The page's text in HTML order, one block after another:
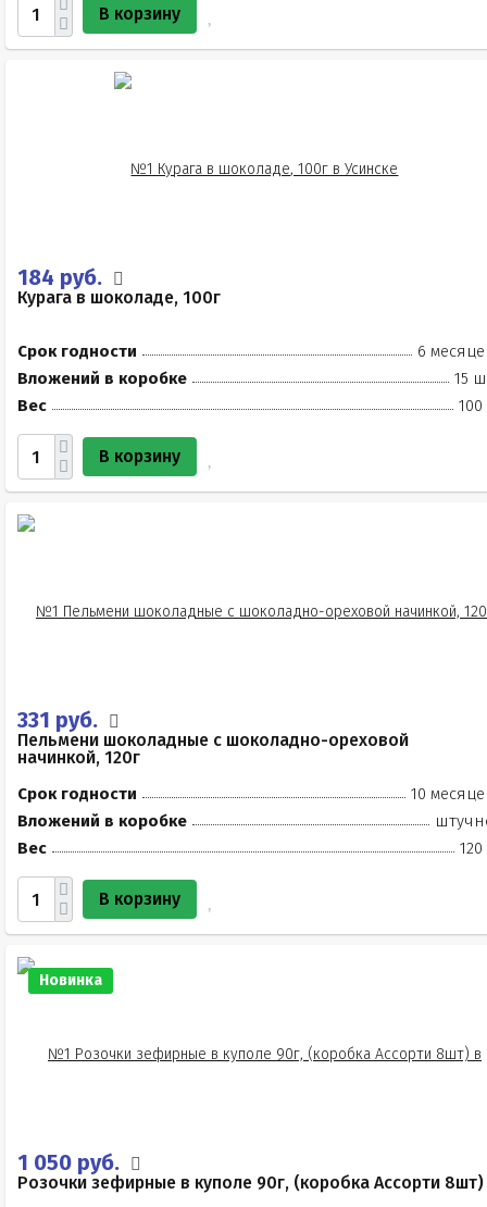
В корзину
184 руб.
Курага в шоколаде, 100г
Срок годности
6
Вложений в коробке
15
Вес
100
В корзину
331 руб.
Пельмени шоколадные с шоколадно-ореховой
начинкой, 120г
Срок годности
10
Вложений в коробке
Вес
120
В корзину
Новинка
1 050 руб.
Розочки зефирные в куполе 90г, (коробка Ассорти 8шт)